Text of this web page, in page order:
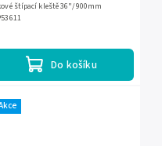
Do košíku
štípací kleště 36"/900mm